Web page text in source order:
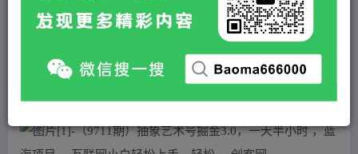
黄金会员 2 超级会员(永久VIP) 免费
站长QQ：1970819299